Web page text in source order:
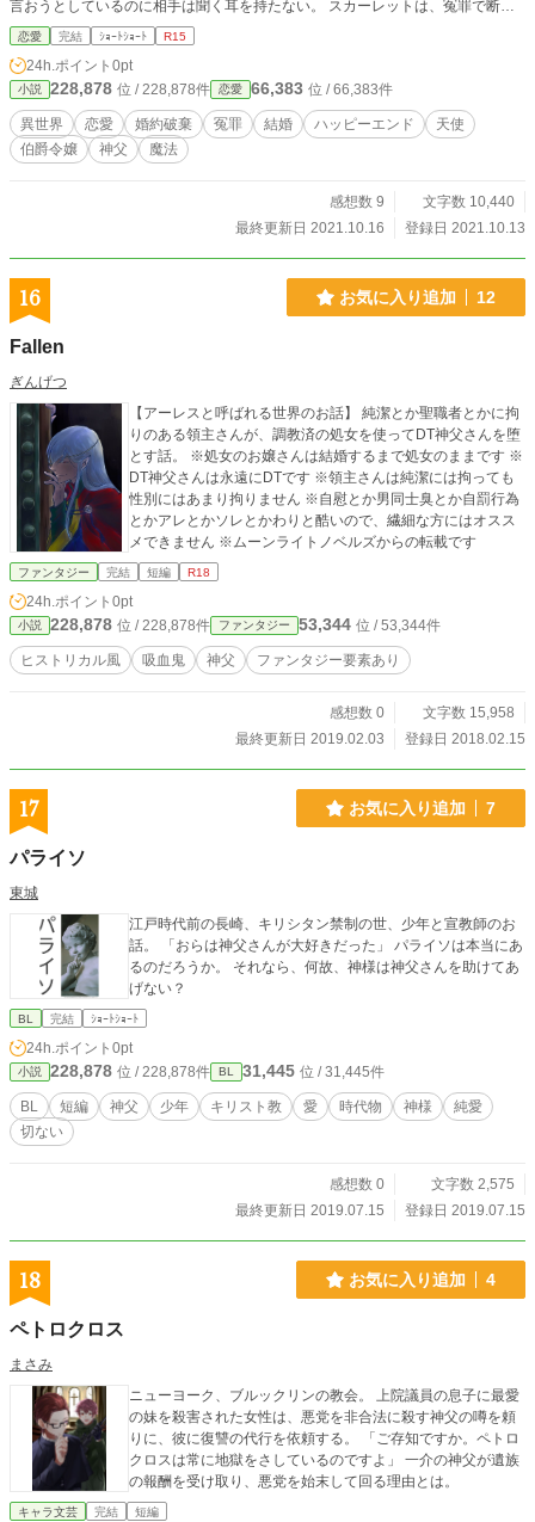
言おうとしているのに相手は聞く耳を持たない。 スカーレットは、冤罪で断罪
される運命だと悟る。 その絶望で、目の前が真っ暗になった時、 「救ってあげ
ましょうか。」 彼女がよく見知った天使のような容姿をした青年が声をかけ
る。 ==================================== ゆるゆる設定。 ショートシ
ョート。 ※息抜きに書いた作品です。 ※執筆初心者なのでお手柔らかに。 ※ご
都合主義的展開あります。 ※誤字脱字がありましたら申し訳ないです。 ※感想
やコメントがありましたら、今後の執筆の励みになりますので嬉しいです。特別
な事情がない限り感想は全て公開します。 ※4話完結の予定。 ※ファンタジー
恋愛 完結 ｼｮｰﾄｼｮｰﾄ R15
24h.ポイント 0pt
小説 228,878 位 / 228,878件 恋愛 66,383 位 / 66,383件
異世界 恋愛 婚約破棄 冤罪 結婚 ハッピーエンド
天使
伯爵令嬢
神父 魔法
感想数 9
文字数 10,440
最終更新日 2021.10.16
登録日 2021.10.13
16 お気に入り追加 12
Fallen
ぎんげつ
【アーレスと呼ばれる世界のお話】 純潔とか聖職者とかに拘
りのある領主さんが、調教済の処女を使ってDT神父さんを堕
とす話。 ※処女のお嬢さんは結婚するまで処女のままです ※
DT神父さんは永遠にDTです ※領主さんは純潔には拘っても
性別にはあまり拘りません ※自慰とか男同士臭とか自罰行為
とかアレとかソレとかわりと酷いので、繊細な方にはオスス
メできません ※ムーンライトノベルズからの転載です
ファンタジー 完結 短編 R18
24h.ポイント 0pt
小説 228,878 位 / 228,878件 ファンタジー 53,344 位 / 53,344件
ヒストリカル風 吸血鬼 神父 ファンタジー要素あり
感想数 0
文字数 15,958
最終更新日 2019.02.03
登録日 2018.02.15
17 お気に入り追加 7
パライソ
東城
江戸時代前の長崎、キリシタン禁制の世、少年と宣教師のお
話。 「おらは神父さんが大好きだった」 パライソは本当にあ
るのだろうか。 それなら、何故、神様は神父さんを助けてあ
げない？
BL 完結 ｼｮｰﾄｼｮｰﾄ
24h.ポイント 0pt
小説 228,878 位 / 228,878件 BL 31,445 位 / 31,445件
BL 短編 神父 少年 キリスト教 愛 時代物 神様
純愛
切ない
感想数 0
文字数 2,575
最終更新日 2019.07.15
登録日 2019.07.15
18 お気に入り追加 4
ペトロクロス
まさみ
ニューヨーク、ブルックリンの教会。 上院議員の息子に最愛
の妹を殺害された女性は、悪党を非合法に殺す神父の噂を頼
りに、彼に復讐の代行を依頼する。 「ご存知ですか。ペトロ
クロスは常に地獄をさしているのですよ」 一介の神父が遺族
の報酬を受け取り、悪党を始末して回る理由とは。
キャラ文芸 完結 短編